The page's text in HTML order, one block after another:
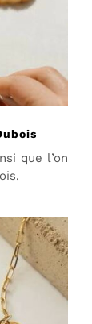
que l’on